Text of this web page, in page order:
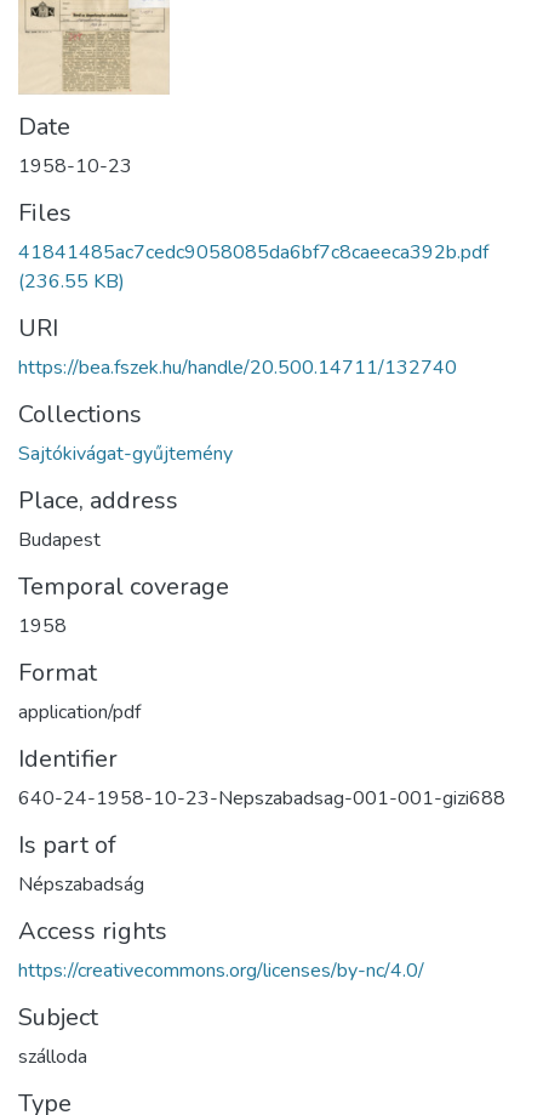
Date
1958-10-23
Files
41841485ac7cedc9058085da6bf7c8caeeca392b.pdf
(236.55 KB)
URI
https://bea.fszek.hu/handle/20.500.14711/132740
Collections
Sajtókivágat-gyűjtemény
Place, address
Budapest
Temporal coverage
1958
Format
application/pdf
Identifier
640-24-1958-10-23-Nepszabadsag-001-001-gizi688
Is part of
Népszabadság
Access rights
https://creativecommons.org/licenses/by-nc/4.0/
Subject
szálloda
Type